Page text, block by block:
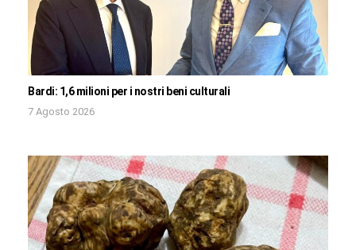
Bardi: 1,6 milioni per i nostri beni culturali
7 Agosto 2026